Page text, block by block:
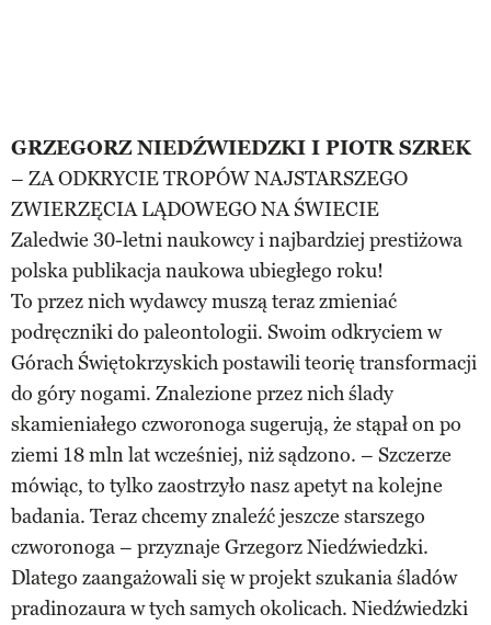
GRZEGORZ NIEDŹWIEDZKI I PIOTR SZREK
– ZA ODKRYCIE TROPÓW NAJSTARSZEGO
ZWIERZĘCIA LĄDOWEGO NA ŚWIECIE
Zaledwie 30-letni naukowcy i najbardziej prestiżowa
polska publikacja naukowa ubiegłego roku!
To przez nich wydawcy muszą teraz zmieniać
podręczniki do paleontologii. Swoim odkryciem w
Górach Świętokrzyskich postawili teorię transformacji
do góry nogami. Znalezione przez nich ślady
skamieniałego czworonoga sugerują, że stąpał on po
ziemi 18 mln lat wcześniej, niż sądzono. – Szczerze
mówiąc, to tylko zaostrzyło nasz apetyt na kolejne
badania. Teraz chcemy znaleźć jeszcze starszego
czworonoga – przyznaje Grzegorz Niedźwiedzki.
Dlatego zaangażowali się w projekt szukania śladów
pradinozaura w tych samych okolicach. Niedźwiedzki